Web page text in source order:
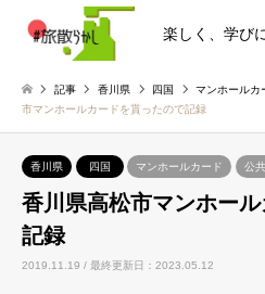
楽しく、学び
記事 香川県 四国 マンホールカ
市マンホールカードを貰ったので記録
香川県 四国 マンホールカード 公
香川県高松市マンホー
記録
2019.11.19 / 最終更新日：2023.05.12